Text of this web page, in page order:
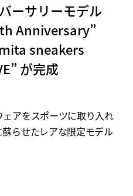
ーサリーモデル
Anniversary”
sneakers
が完成
アをスポーツに取り入れ
らせたレアな限定モデル